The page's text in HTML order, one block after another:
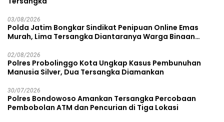
03/08/2026
Polda Jatim Bongkar Sindikat Penipuan Online Emas
Murah, Lima Tersangka Diantaranya Warga Binaan
02/08/2026
Polres Probolinggo Kota Ungkap Kasus Pembunuhan
Manusia Silver, Dua Tersangka Diamankan
30/07/2026
Polres Bondowoso Amankan Tersangka Percobaan
Pembobolan ATM dan Pencurian di Tiga Lokasi